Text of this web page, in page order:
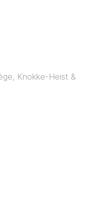
Knokke-Heist &